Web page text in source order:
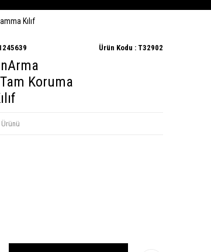
Kılıf
Ürün Kodu : T32902
Koruma
Ürünü